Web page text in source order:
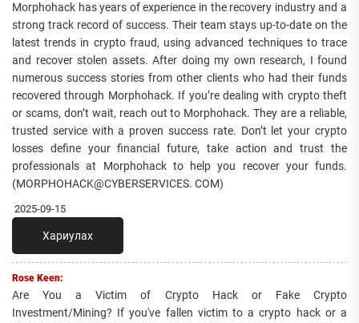
Morphohack has years of experience in the recovery industry and a
strong track record of success. Their team stays up-to-date on the
latest trends in crypto fraud, using advanced techniques to trace
and recover stolen assets. After doing my own research, I found
numerous success stories from other clients who had their funds
recovered through Morphohack. If you’re dealing with crypto theft
or scams, don’t wait, reach out to Morphohack. They are a reliable,
trusted service with a proven success rate. Don’t let your crypto
losses define your financial future, take action and trust the
professionals at Morphohack to help you recover your funds.
(MORPHOHACK@CYBERSERVICES. COM)
2025-09-15
Хариулах
Rose Keen:
Are You a Victim of Crypto Hack or Fake Crypto
Investment/Mining? If you've fallen victim to a crypto hack or a